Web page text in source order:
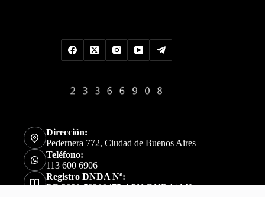
Dirección:
Pedernera 772, Ciudad de Buenos Aires
Teléfono:
113 600 6906
Registro DNDA Nº:
RE-2020-52309475-APN-DNDA#MJ